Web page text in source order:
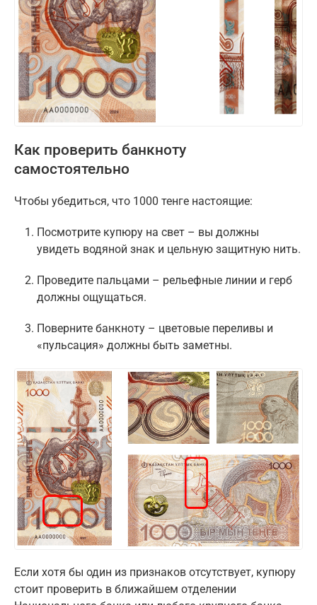
Как проверить банкноту
самостоятельно
Чтобы убедиться, что 1000 тенге настоящие:
Посмотрите купюру на свет – вы должны
увидеть водяной знак и цельную защитную нить.
Проведите пальцами – рельефные линии и герб
должны ощущаться.
Поверните банкноту – цветовые переливы и
«пульсация» должны быть заметны.
Если хотя бы один из признаков отсутствует, купюру
стоит проверить в ближайшем отделении